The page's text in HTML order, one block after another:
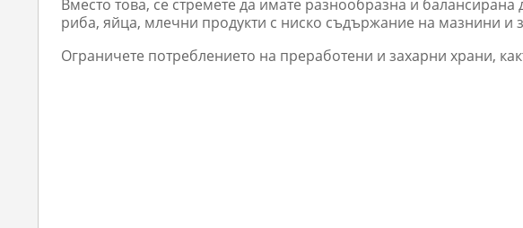
Вместо това, се стремете да имате разнообразна и
риба, яйца, млечни продукти с ниско съдържание на мазнини и
Ограничете потреблението на преработени и захарни храни,